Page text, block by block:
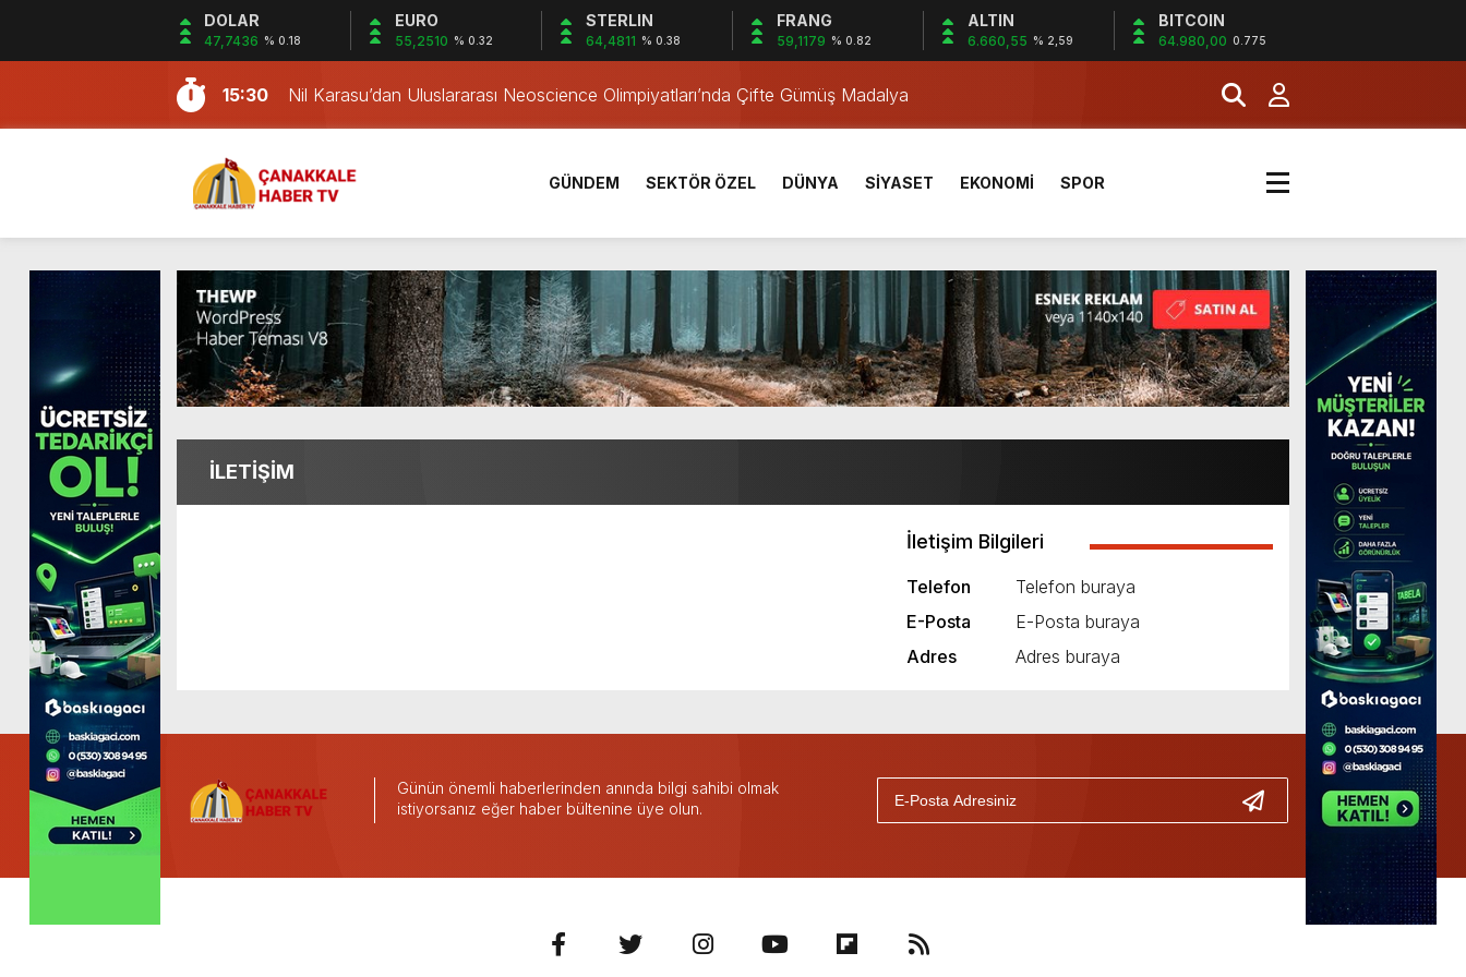
DOLAR
47,7436 % 0.18
EURO
55,2510 % 0.32
STERLIN
64,4811 % 0.38
FRANG
59,1179 % 0.82
ALTIN
6.660,55 % 2,59
BITCOIN
64.980,00 0.775
8:25
Çanakkale’de Deniz Temizliği Etkinliği
15:30
Nil Karasu’dan Uluslararası Neoscience Olimpiyatları’nda Çifte Gümüş Madalya
11:12
Kemerburgaz Bilim Okulları Öğrencilerinden ABD’de Tarihi Başarı: 6 Öğrenci 14 Madalya Kazandı
11:04
11:02
Çanakkale’de 16 Şüpheli Tutuklandı
8:29
Çanakkale’de Entegre Atık Yönetim Tesisi
8:28
Çanakkale’de Kaçak Göçmen Operasyonu
8:27
Çanakkale’de BilimFest başladı
8:27
Yenice’de hayat boyu öğrenme coşkusu
8:26
Çanakkale’de Çevre Günü Temizliği
8:25
Çanakkale’de Deniz Temizliği Etkinliği
15:30
Nil Karasu’dan Uluslararası Neoscience Olimpiyatları’nda Çifte Gümüş Madalya
GÜNDEM SEKTÖR ÖZEL DÜNYA SİYASET EKONOMİ SPOR
İLETİŞİM
İletişim Bilgileri
Telefon
Telefon buraya
E-Posta
E-Posta buraya
Adres
Adres buraya
Günün önemli haberlerinden anında bilgi sahibi olmak
istiyorsanız eğer haber bültenine üye olun.